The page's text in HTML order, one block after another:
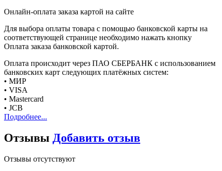
Онлайн-оплата заказа картой на сайте
Для выбора оплаты товара с помощью банковской карты на
соответствующей странице необходимо нажать кнопку
Оплата заказа банковской картой.
Оплата происходит через ПАО СБЕРБАНК с использованием
банковских карт следующих платёжных систем:
• МИР
• VISA
• Mastercard
• JCB
Подробнее...
Отзывы Добавить отзыв
Отзывы отсутствуют